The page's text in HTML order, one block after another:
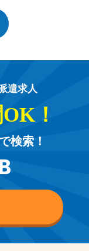
遣求人
！
検索！